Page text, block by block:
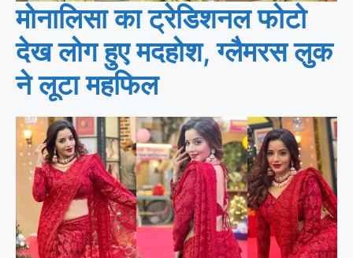
मोनालिसा का ट्रेडिशनल फोटो
देख लोग हुए मदहोश, ग्लैमरस लुक
ने लूटा महफिल